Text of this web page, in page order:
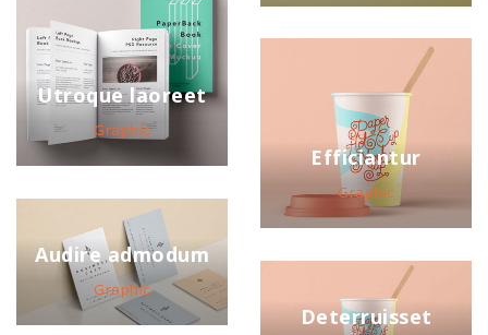
Utroque laoreet
Graphic
Efficiantur
Graphic
Audire admodum
Graphic
Deterruisset